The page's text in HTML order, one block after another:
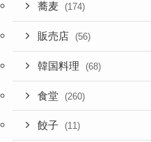
蕎麦 (174)
販売店 (56)
韓国料理 (68)
食堂 (260)
餃子 (11)